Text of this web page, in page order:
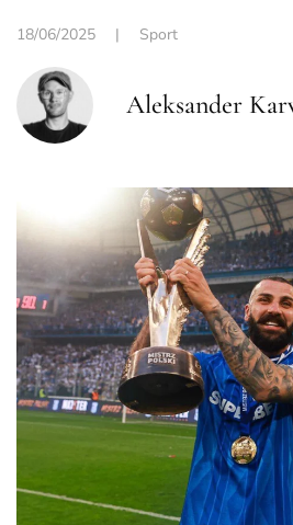
18/06/2025 | Sport
Aleksander